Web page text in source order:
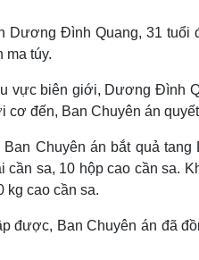
Dương Đình Quang, 31
ma túy.
vực biên giới, Dương Đình
cơ đến, Ban Chuyên án
Chuyên án bắt quả
sa, 10 hộp cao cần sa.
kg cao cần sa.
Ban Chuyên án đã